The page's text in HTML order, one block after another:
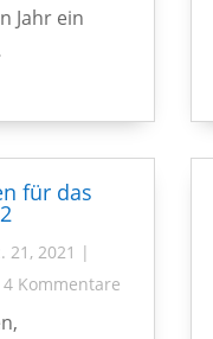
Jahr ein
für das
21, 2021 |
4 Kommentare